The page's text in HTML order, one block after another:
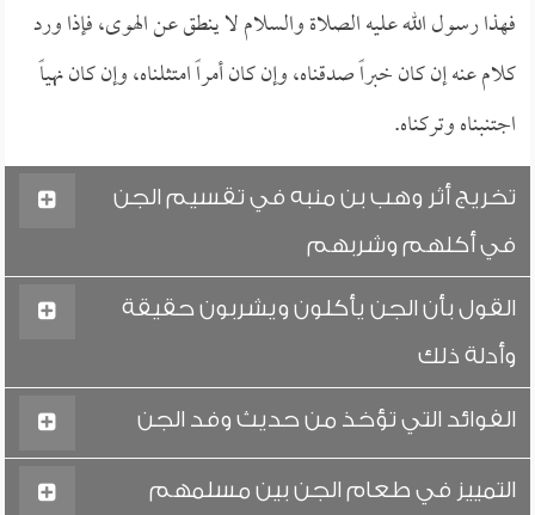
فهذا رسول الله عليه الصلاة والسلام لا ينطق عن الهوى، فإذا ورد
كلام عنه إن كان خبراً صدقناه، وإن كان أمراً امتثلناه، وإن كان نهياً
اجتنبناه وتركناه.
تخريج أثر وهب بن منبه في تقسيم الجن
في أكلهم وشربهم
القول بأن الجن يأكلون ويشربون حقيقة
وأدلة ذلك
الفوائد التي تؤخذ من حديث وفد الجن
التمييز في طعام الجن بين مسلمهم